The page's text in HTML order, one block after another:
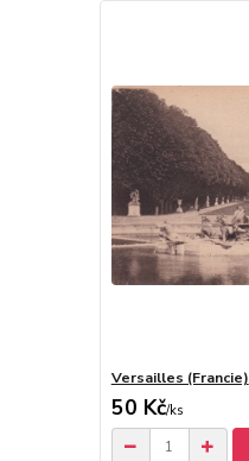
Versailles (Francie)
50 Kč/ks